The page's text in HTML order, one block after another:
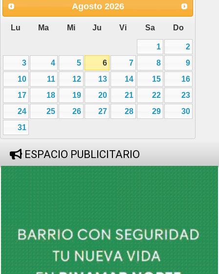
Agosto 2026
Lu Ma Mi Ju Vi Sa Do
1
2
3
4 5 6 7 8
9
10
11 12 13 14 15
16
17
18 19 20 21 22
23
24
25 26 27 28 29
30
31
ESPACIO PUBLICITARIO